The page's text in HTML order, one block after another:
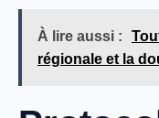
À lire aussi :
régionale et la